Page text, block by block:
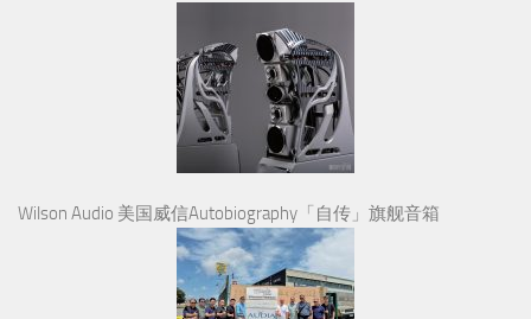
Wilson Audio 美国威信Autobiography「自传」旗舰音箱